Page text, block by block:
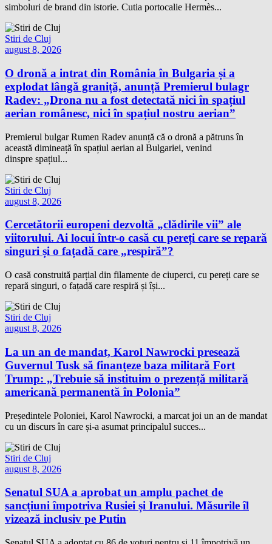
simboluri de brand din istorie. Cutia portocalie Hermès...
Stiri de Cluj
august 8, 2026
O dronă a intrat din România în Bulgaria și a
explodat lângă graniță, anunță Premierul bulagr
Radev: „Drona nu a fost detectată nici în spațiul
aerian românesc, nici în spațiul nostru aerian”
Premierul bulgar Rumen Radev anunță că o dronă a pătruns în
această dimineață în spațiul aerian al Bulgariei, venind
dinspre spațiul...
Stiri de Cluj
august 8, 2026
Cercetătorii europeni dezvoltă „clădirile vii” ale
viitorului. Ai locui într-o casă cu pereți care se repară
singuri și o fațadă care „respiră”?
O casă construită parțial din filamente de ciuperci, cu pereți care se
repară singuri, o fațadă care respiră și își...
Stiri de Cluj
august 8, 2026
La un an de mandat, Karol Nawrocki presează
Guvernul Tusk să finanțeze baza militară Fort
Trump: „Trebuie să instituim o prezență militară
americană permanentă în Polonia”
Președintele Poloniei, Karol Nawrocki, a marcat joi un an de mandat
cu un discurs în care și-a asumat principalul succes...
Stiri de Cluj
august 8, 2026
Senatul SUA a aprobat un amplu pachet de
sancțiuni împotriva Rusiei și Iranului. Măsurile îl
vizează inclusiv pe Putin